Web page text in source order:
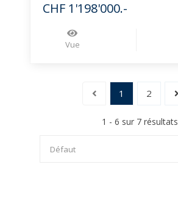
CHF 1'198'000.-
Vue
1 2
1 - 6 sur 7 résultats